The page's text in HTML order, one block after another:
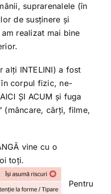
suprarenalele (în
de susținere și
realizat mai bine
alți INTELINI) a fost
în corpul fizic, ne-
ȘI ACUM și fuga
(mâncare, cărți, filme,
vine cu o
toți.
Pentru